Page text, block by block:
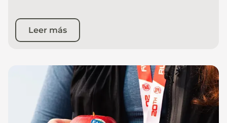
Leer más